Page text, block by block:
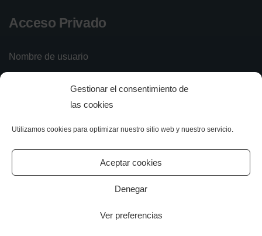
Gestionar el consentimiento de
las cookies
Utilizamos cookies para optimizar nuestro sitio web y nuestro servicio.
Aceptar cookies
Denegar
Ver preferencias
Acceso Privado
Nombre de usuario
Olvidé mi contraseña